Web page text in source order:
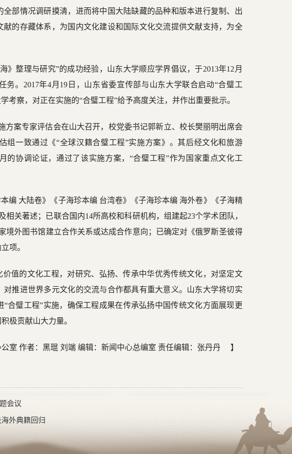
部情况调研摸清，进而将中国大陆缺藏的品种和版本进行复制、出
的存藏体系，为国内文化建设和国际文化交流提供文献支持，为全
》整理与研究”的成功经验，山东大学顺应学界倡议，于2013年12月
务。2017年4月19日，山东省委宣传部与山东大学联合启动“合璧工
考察，对正在实施的“合璧工程”给予高度关注，并作出重要批示。
方案专家评估会在山大召开，校党委书记郭新立、校长樊丽明出席会
组一致通过《“全球汉籍合璧工程”实施方案》。其后经文化和旅游
的协调论证，通过了该实施方案，“合璧工程”作为国家重点文化工
编 大陆卷》《子海珍本编 台湾卷》《子海珍本编 海外卷》《子海精
相关著述；已联合国内14所高校和科研机构，组建起23个学术团队，
境外图书馆建立合作关系或达成合作意向；已确定对《俄罗斯圣彼得
项。
值的文化工程，对研究、弘扬、传承中华优秀传统文化，对坚定文
推进世界多元文化的交流与合作都具有重大意义。山东大学将切实
合璧工程”实施，确保工程成果在传承弘扬中国传统文化方面展现更
极贡献山大力量。
公室 作者：黑琨 刘端 编辑：新闻中心总编室 责任编辑：张丹丹 】
会议
外典籍回归